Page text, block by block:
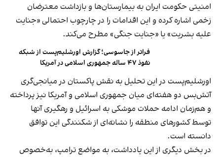
امنیتی حکومت ایران به بیمارستان‌ها و بازداشت معترضان
زخمی اشاره کرده و این اقدامات را در چارچوب احتمالی «جنایت
علیه بشریت» یا «جنایت جنگی» مطرح می‌کند.
فراتر از جاسوسی؛ گزارش اورشلیم‌پست از شبکه
نفوذ ۴۷ ساله جمهوری اسلامی در آمریکا
اورشلیم‌پست در این تحلیل به نقش پاکستان در میانجی‌گری
آتش‌بس دو هفته‌ای میان جمهوری اسلامی و آمریکا نیز پرداخته
و هم‌زمان ادامه حملات موشکی به اسرائیل و رهگیری آنها
توسط کشورهای منطقه را نشانه‌ای از شکنندگی این توافق
دانسته است.
در بخش دیگری از این یادداشت، به مواضع ترامپ، به‌خصوص